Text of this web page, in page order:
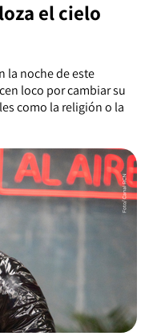
el cielo
la noche de este
loco por cambiar su
como la religión o la